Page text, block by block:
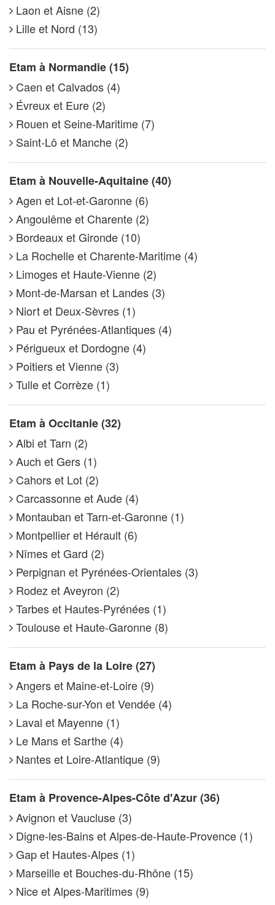
Laon et Aisne (2)
Lille et Nord (13)
Etam à Normandie (15)
Caen et Calvados (4)
Évreux et Eure (2)
Rouen et Seine-Maritime (7)
Saint-Lô et Manche (2)
Etam à Nouvelle-Aquitaine (40)
Agen et Lot-et-Garonne (6)
Angoulême et Charente (2)
Bordeaux et Gironde (10)
La Rochelle et Charente-Maritime (4)
Limoges et Haute-Vienne (2)
Mont-de-Marsan et Landes (3)
Niort et Deux-Sèvres (1)
Pau et Pyrénées-Atlantiques (4)
Périgueux et Dordogne (4)
Poitiers et Vienne (3)
Tulle et Corrèze (1)
Etam à Occitanie (32)
Albi et Tarn (2)
Auch et Gers (1)
Cahors et Lot (2)
Carcassonne et Aude (4)
Montauban et Tarn-et-Garonne (1)
Montpellier et Hérault (6)
Nîmes et Gard (2)
Perpignan et Pyrénées-Orientales (3)
Rodez et Aveyron (2)
Tarbes et Hautes-Pyrénées (1)
Toulouse et Haute-Garonne (8)
Etam à Pays de la Loire (27)
Angers et Maine-et-Loire (9)
La Roche-sur-Yon et Vendée (4)
Laval et Mayenne (1)
Le Mans et Sarthe (4)
Nantes et Loire-Atlantique (9)
Etam à Provence-Alpes-Côte d'Azur (36)
Avignon et Vaucluse (3)
Digne-les-Bains et Alpes-de-Haute-Provence (1)
Gap et Hautes-Alpes (1)
Marseille et Bouches-du-Rhône (15)
Nice et Alpes-Maritimes (9)